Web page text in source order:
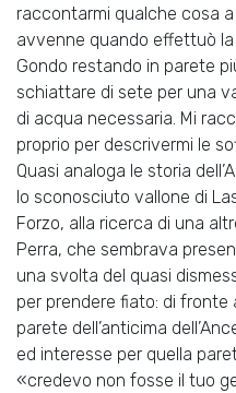
raccontarmi qualche cosa
avvenne quando effettuò la
Gondo restando in parete
schiattare di sete per una
di acqua necessaria. Mi
proprio per descrivermi le
Quasi analoga le storia
lo sconosciuto vallone di
Forzo, alla ricerca di una
Perra, che sembrava
una svolta del quasi
per prendere fiato: di
parete dell’anticima
ed interesse per quella
«credevo non fosse il tuo